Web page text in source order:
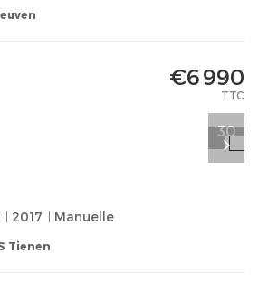
€6 990
TTC
30
2017 Manuelle
Tienen